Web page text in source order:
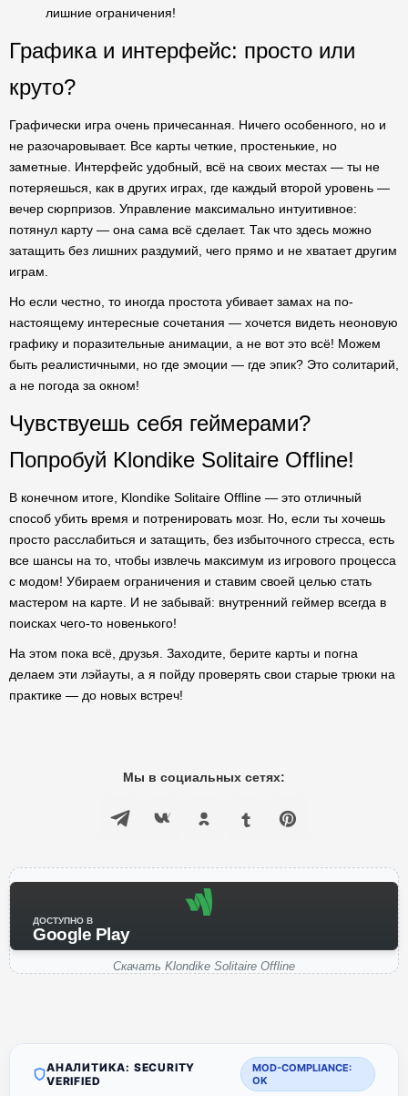
лишние ограничения!
Графика и интерфейс: просто или
круто?
Графически игра очень причесанная. Ничего особенного, но и
не разочаровывает. Все карты четкие, простенькие, но
заметные. Интерфейс удобный, всё на своих местах — ты не
потеряешься, как в других играх, где каждый второй уровень —
вечер сюрпризов. Управление максимально интуитивное:
потянул карту — она сама всё сделает. Так что здесь можно
затащить без лишних раздумий, чего прямо и не хватает другим
играм.
Но если честно, то иногда простота убивает замах на по-
настоящему интересные сочетания — хочется видеть неоновую
графику и поразительные анимации, а не вот это всё! Можем
быть реалистичными, но где эмоции — где эпик? Это солитарий,
а не погода за окном!
Чувствуешь себя геймерами?
Попробуй Klondike Solitaire Offline!
В конечном итоге, Klondike Solitaire Offline — это отличный
способ убить время и потренировать мозг. Но, если ты хочешь
просто расслабиться и затащить, без избыточного стресса, есть
все шансы на то, чтобы извлечь максимум из игрового процесса
с модом! Убираем ограничения и ставим своей целью стать
мастером на карте. И не забывай: внутренний геймер всегда в
поисках чего-то новенького!
На этом пока всё, друзья. Заходите, берите карты и погна
делаем эти лэйауты, а я пойду проверять свои старые трюки на
практике — до новых встреч!
Мы в социальных сетях:
ДОСТУПНО В
Google Play
Скачать Klondike Solitaire Offline
АНАЛИТИКА: SECURITY
VERIFIED
MOD-COMPLIANCE:
OK